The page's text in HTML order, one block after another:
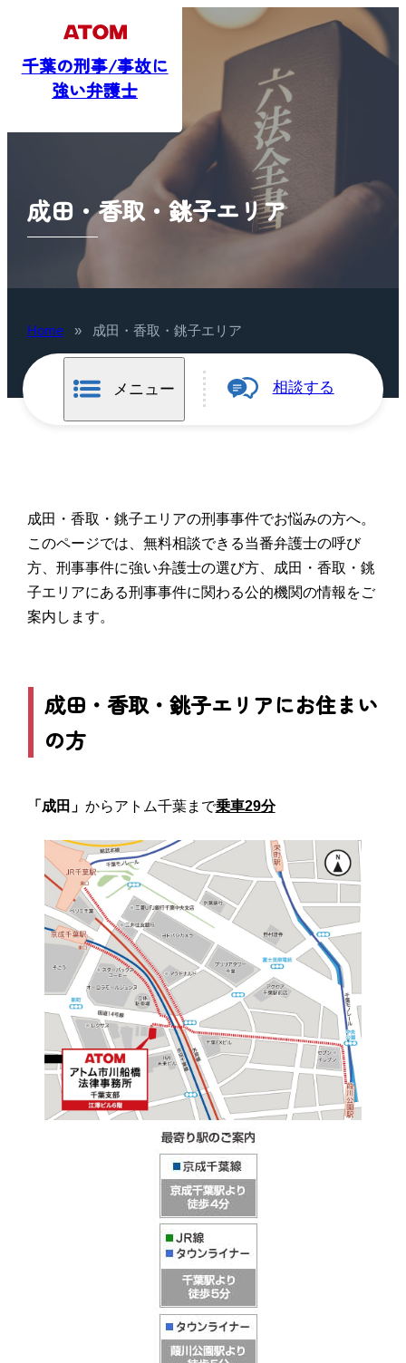
千葉の刑事/事故に
成田・香取・銚子エリア
Home » 成田・香取・銚子エリア
メニュー 相談する
成田・香取・銚子エリアの刑事事件でお悩みの方へ。
このページでは、無料相談できる当番弁護士の呼び
方、刑事事件に強い弁護士の選び方、成田・香取・銚
子エリアにある刑事事件に関わる公的機関の情報をご
案内します。
成田・香取・銚子エリアにお住まい
の方
「成田」 からアトム千葉まで乗車29分